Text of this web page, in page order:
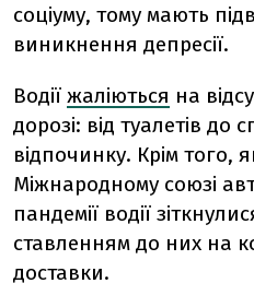
соціуму, тому мають
виникнення депресії.
Водії жаліються на
дорозі: від туалетів до
відпочинку. Крім того,
Міжнародному союзі
пандемії водії
ставленням до них на
доставки.